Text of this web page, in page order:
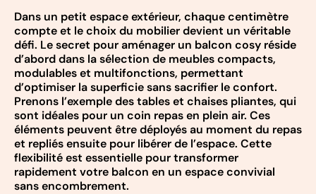
Dans un petit espace extérieur, chaque centimètre
compte et le choix du mobilier devient un véritable
défi. Le secret pour aménager un balcon cosy réside
d’abord dans la sélection de meubles compacts,
modulables et multifonctions, permettant
d’optimiser la superficie sans sacrifier le confort.
Prenons l’exemple des tables et chaises pliantes, qui
sont idéales pour un coin repas en plein air. Ces
éléments peuvent être déployés au moment du repas
et repliés ensuite pour libérer de l’espace. Cette
flexibilité est essentielle pour transformer
rapidement votre balcon en un espace convivial
sans encombrement.